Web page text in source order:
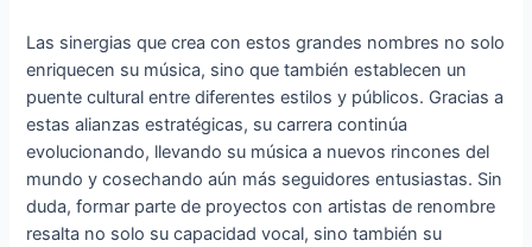
Las sinergias que crea con estos grandes nombres no solo
enriquecen su música, sino que también establecen un
puente cultural entre diferentes estilos y públicos. Gracias a
estas alianzas estratégicas, su carrera continúa
evolucionando, llevando su música a nuevos rincones del
mundo y cosechando aún más seguidores entusiastas. Sin
duda, formar parte de proyectos con artistas de renombre
resalta no solo su capacidad vocal, sino también su